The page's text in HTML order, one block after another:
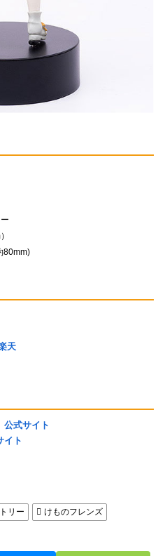
80mm)
天
公式サイト
イト
リー
けものフレンズ